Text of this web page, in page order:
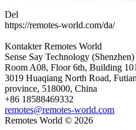
Del
https://remotes-world.com/da/
Kontakter Remotes World
Sense Say Technology
Room A08, Floor 6th, Building
3019 Huaqiang North Road,
province, 518000, China
+86 18588469332
remotes@remotes-world.com
Remotes World © 2026